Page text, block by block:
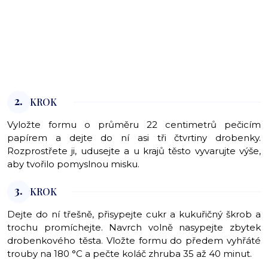
2. KROK
Vyložte formu o průměru 22 centimetrů pečicím
papírem a dejte do ní asi tři čtvrtiny drobenky.
Rozprostřete ji, udusejte a u krajů těsto vyvarujte výše,
aby tvořilo pomyslnou misku.
3. KROK
Dejte do ní třešně, přisypejte cukr a kukuřičný škrob a
trochu promíchejte. Navrch volně nasypejte zbytek
drobenkového těsta. Vložte formu do předem vyhřáté
trouby na 180 °C a pečte koláč zhruba 35 až 40 minut.